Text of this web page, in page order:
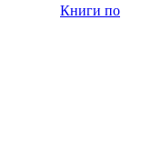
Книги по